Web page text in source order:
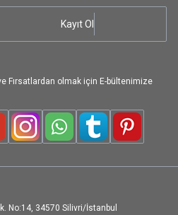
Kayıt Ol
Fırsatlardan olmak için E-bültenimize
InstagramWhatsAppTumblrPinterest
No:14, 34570 Silivri/İstanbul